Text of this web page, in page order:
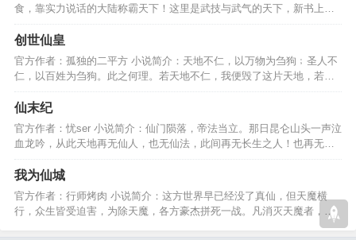
食，靠实力说话的大陆称霸天下！这里是武技与武气的天下，新书上
架，大家多多捧场！谢啦…
创世仙皇
官方作者：孤独的二平方 小说简介：天地不仁，以万物为刍狗﹔圣人不
仁，以百姓为刍狗。此之何理。若天地不仁，我便毁了这片天地，若圣
人不仁，我便屠尽圣人。…
仙末纪
官方作者：忧ser 小说简介：仙门陨落，帝法当立。那日昆仑山头一声泣
血龙吟，从此天地再无仙人，也无仙法，此间再无长生之人！也再无人
能免世世轮回之苦。…
我为仙城
官方作者：行师烤肉 小说简介：这方世界早已经没了真仙，但天魔横
行，众生皆受迫害，为除天魔，各方豪杰拼死一战。凡消灭天魔者，将